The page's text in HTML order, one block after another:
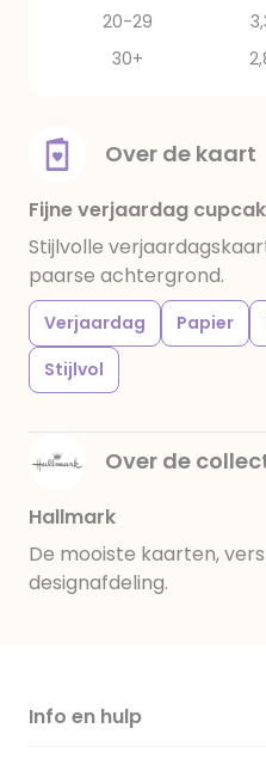
20-29
30+
Over de kaart
Fijne verjaardag
Stijlvolle
paarse achtergrond.
Verjaardag Papier
Stijlvol
Over de
Hallmark
De mooiste kaarten,
designafdeling.
Info en hulp